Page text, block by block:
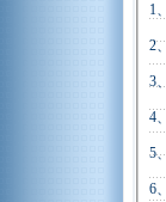
1
2
3
4
5
6、